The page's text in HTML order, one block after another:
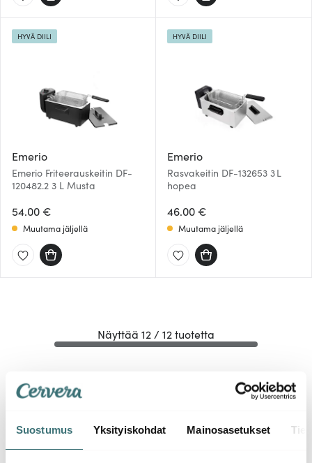
Suostumus Yksityiskohdat Mainosasetukset
Emerio
Emerio Friteerauskeitin DF-
120482.2 3 L Musta
54.00 €
HYVÄ DIILI
Muutama jäljellä
Emerio
Rasvakeitin DF-132653 3 L
hopea
46.00 €
HYVÄ DIILI
Muutama jäljellä
Näyttää 12 / 12 tuotetta
Friteerauskeitin
Friteerattu on rapeaa ja hyvää. Kodin rasvakeittimellä eli